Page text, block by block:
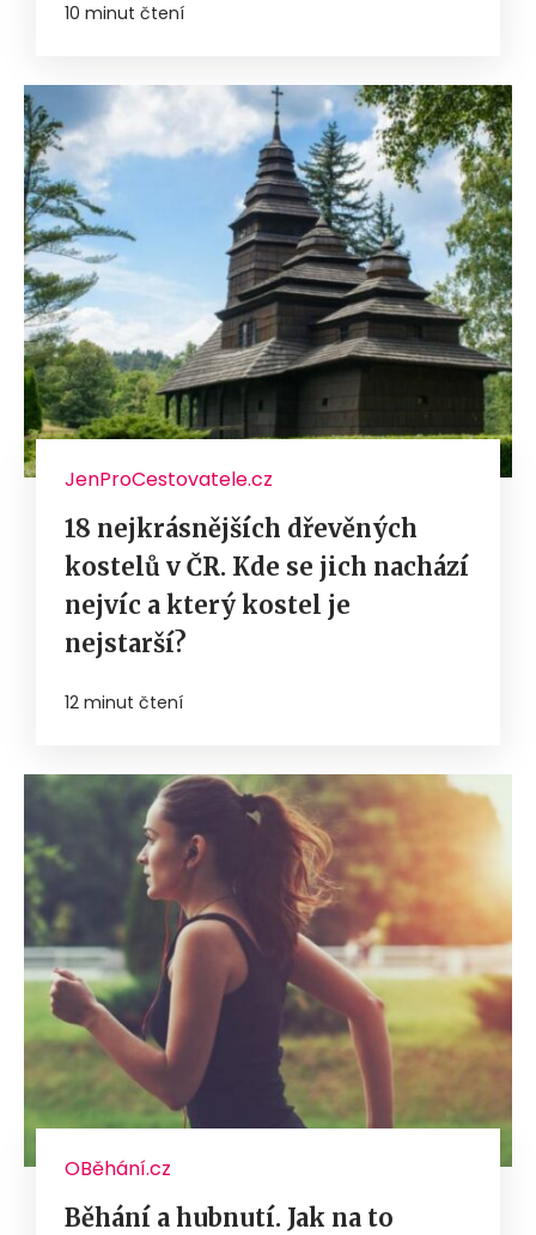
10 minut čtení
JenProCestovatele.cz
18 nejkrásnějších dřevěných
kostelů v ČR. Kde se jich nachází
nejvíc a který kostel je
nejstarší?
12 minut čtení
OBěhání.cz
Běhání a hubnutí. Jak na to